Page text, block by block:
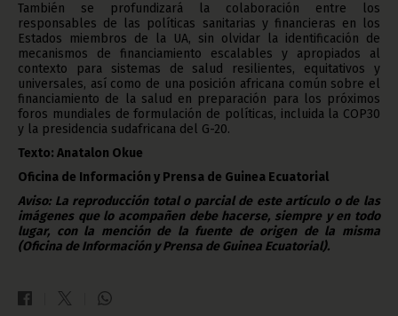
También se profundizará la colaboración entre los
responsables de las políticas sanitarias y financieras en los
Estados miembros de la UA, sin olvidar la identificación de
mecanismos de financiamiento escalables y apropiados al
contexto para sistemas de salud resilientes, equitativos y
universales, así como de una posición africana común sobre el
financiamiento de la salud en preparación para los próximos
foros mundiales de formulación de políticas, incluida la COP30
y la presidencia sudafricana del G-20.
Texto: Anatalon Okue
Oficina de Información y Prensa de Guinea Ecuatorial
Aviso: La reproducción total o parcial de este artículo o de las
imágenes que lo acompañen debe hacerse, siempre y en todo
lugar, con la mención de la fuente de origen de la misma
(Oficina de Información y Prensa de Guinea Ecuatorial).